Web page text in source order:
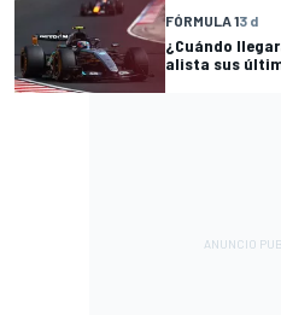
FÓRMULA 13 d
¿Cuándo
alista sus